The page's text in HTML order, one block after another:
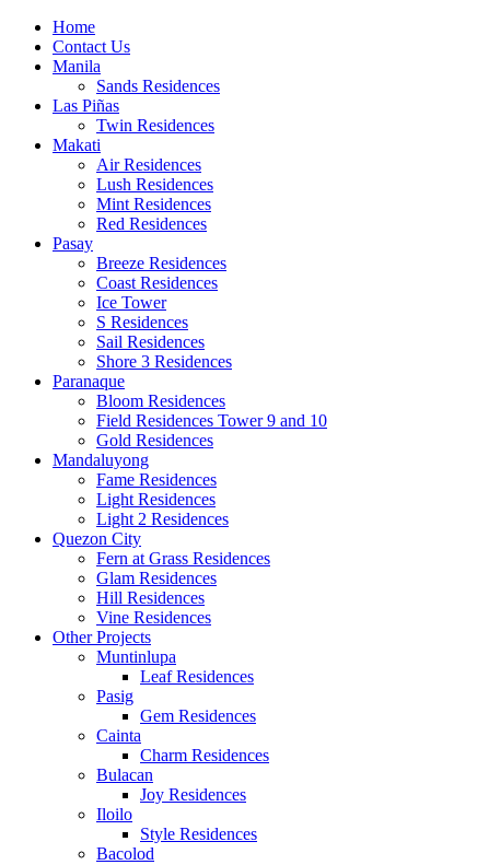
Home
Contact Us
Manila
Sands Residences
Las Piñas
Twin Residences
Makati
Air Residences
Lush Residences
Mint Residences
Red Residences
Pasay
Breeze Residences
Coast Residences
Ice Tower
S Residences
Sail Residences
Shore 3 Residences
Paranaque
Bloom Residences
Field Residences Tower 9 and 10
Gold Residences
Mandaluyong
Fame Residences
Light Residences
Light 2 Residences
Quezon City
Fern at Grass Residences
Glam Residences
Hill Residences
Vine Residences
Other Projects
Muntinlupa
Leaf Residences
Pasig
Gem Residences
Cainta
Charm Residences
Bulacan
Joy Residences
Iloilo
Style Residences
Bacolod